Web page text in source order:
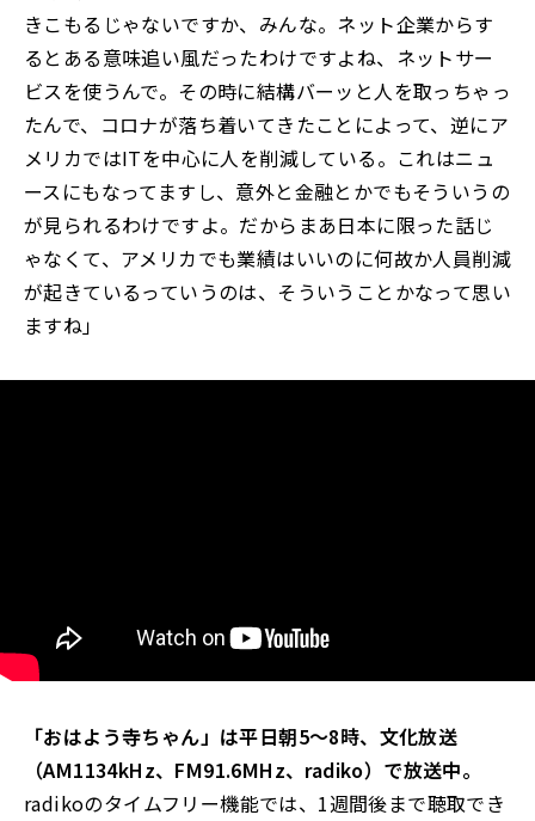
きこもるじゃないですか、みんな。ネット企業からす
るとある意味追い風だったわけですよね、ネットサー
ビスを使うんで。その時に結構バーッと人を取っちゃっ
たんで、コロナが落ち着いてきたことによって、逆にア
メリカではITを中心に人を削減している。これはニュ
ースにもなってますし、意外と金融とかでもそういうの
が見られるわけですよ。だからまあ日本に限った話じ
ゃなくて、アメリカでも業績はいいのに何故か人員削減
が起きているっていうのは、そういうことかなって思い
ますね」
「おはよう寺ちゃん」は平日朝5～8時、文化放送
（AM1134kHz、FM91.6MHz、radiko）で放送中。
radikoのタイムフリー機能では、1週間後まで聴取でき